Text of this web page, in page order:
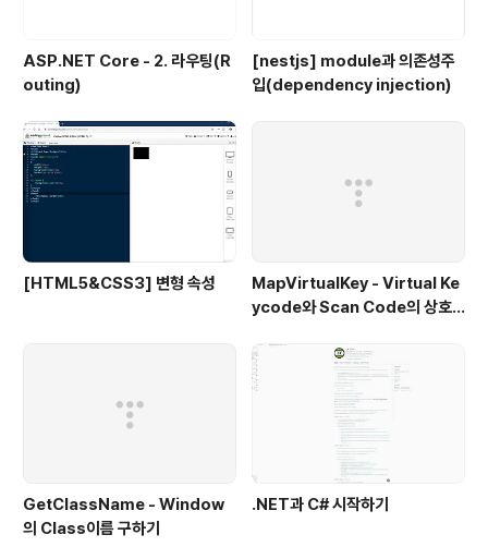
ASP.NET Core - 2. 라우팅(R
outing)
[nestjs] module과 의존성주
입(dependency injection)
[HTML5&CSS3] 변형 속성
MapVirtualKey - Virtual Ke
ycode와 Scan Code의 상호
GetClassName - Window
의 Class이름 구하기
.NET과 C# 시작하기